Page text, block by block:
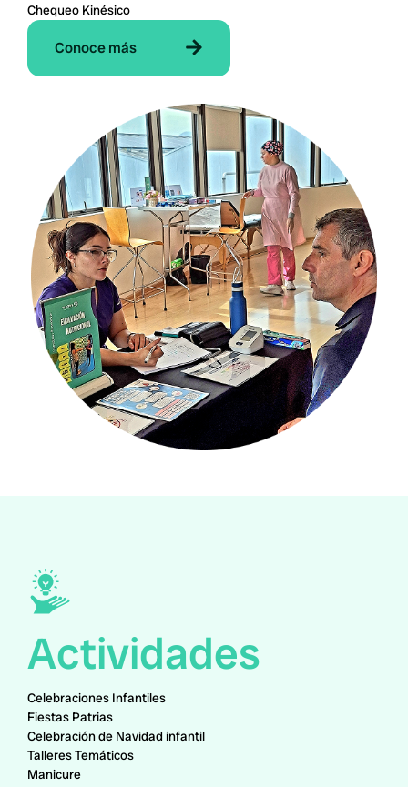
Chequeo Kinésico
Conoce más
Actividades
Celebraciones Infantiles
Fiestas Patrias
Celebración de Navidad infantil
Talleres Temáticos
Manicure